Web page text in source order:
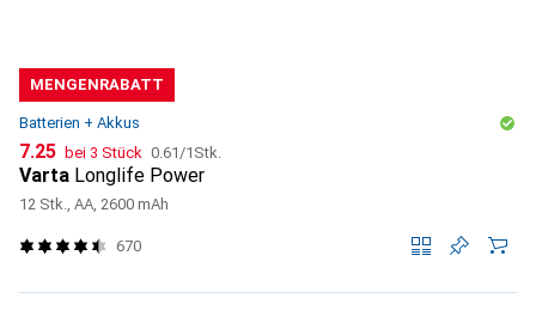
MENGENRABATT
Batterien + Akkus
CHF
7.25 bei 3 Stück CHF
0.61/1Stk.
Varta Longlife Power
12 Stk., AA, 2600 mAh
670